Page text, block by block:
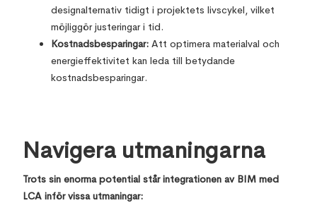
designalternativ tidigt i projektets livscykel, vilket
möjliggör justeringar i tid.
Kostnadsbesparingar: Att optimera materialval och
energieffektivitet kan leda till betydande
kostnadsbesparingar.
Navigera utmaningarna
Trots sin enorma potential står integrationen av BIM med
LCA inför vissa utmaningar: